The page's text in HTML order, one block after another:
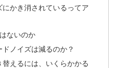
かき消されているってア
ないのか
ノイズは減るのか？
えるには、いくらかかる